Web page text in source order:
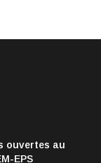
ouvertes au
EPS